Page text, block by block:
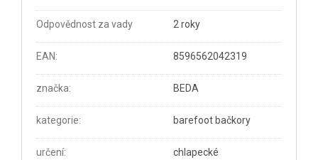
Odpovědnost za vady 2 roky
EAN: 8596562042319
značka: BEDA
kategorie: barefoot bačkory
určení: chlapecké